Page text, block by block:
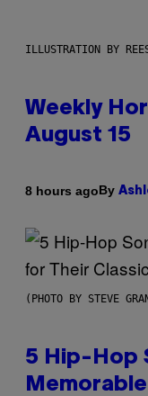
ILLUSTRATION BY
Weekly
August 15
8 hours agoBy
(PHOTO BY STEVE
5 Hip-Hop